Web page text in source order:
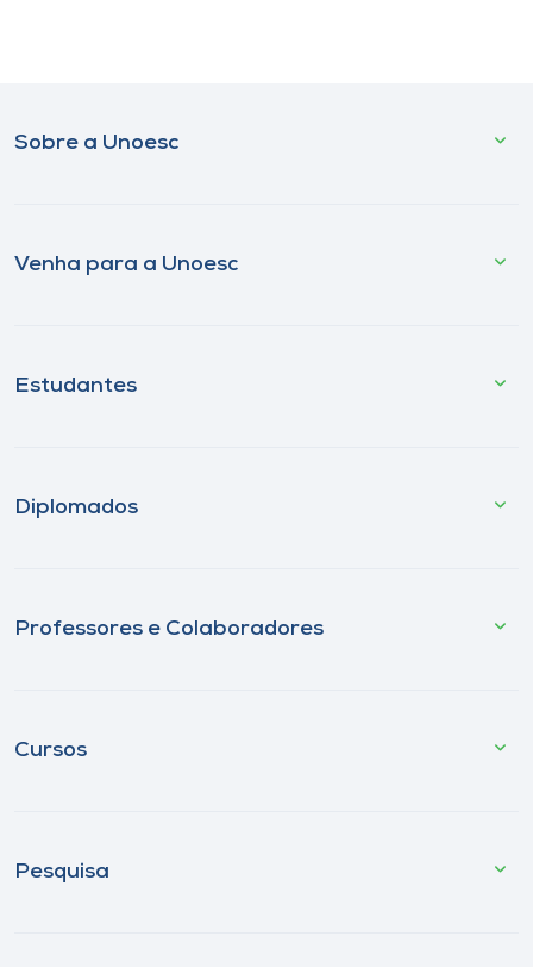
Sobre a Unoesc
Venha para a Unoesc
Estudantes
Diplomados
Professores e Colaboradores
Cursos
Pesquisa